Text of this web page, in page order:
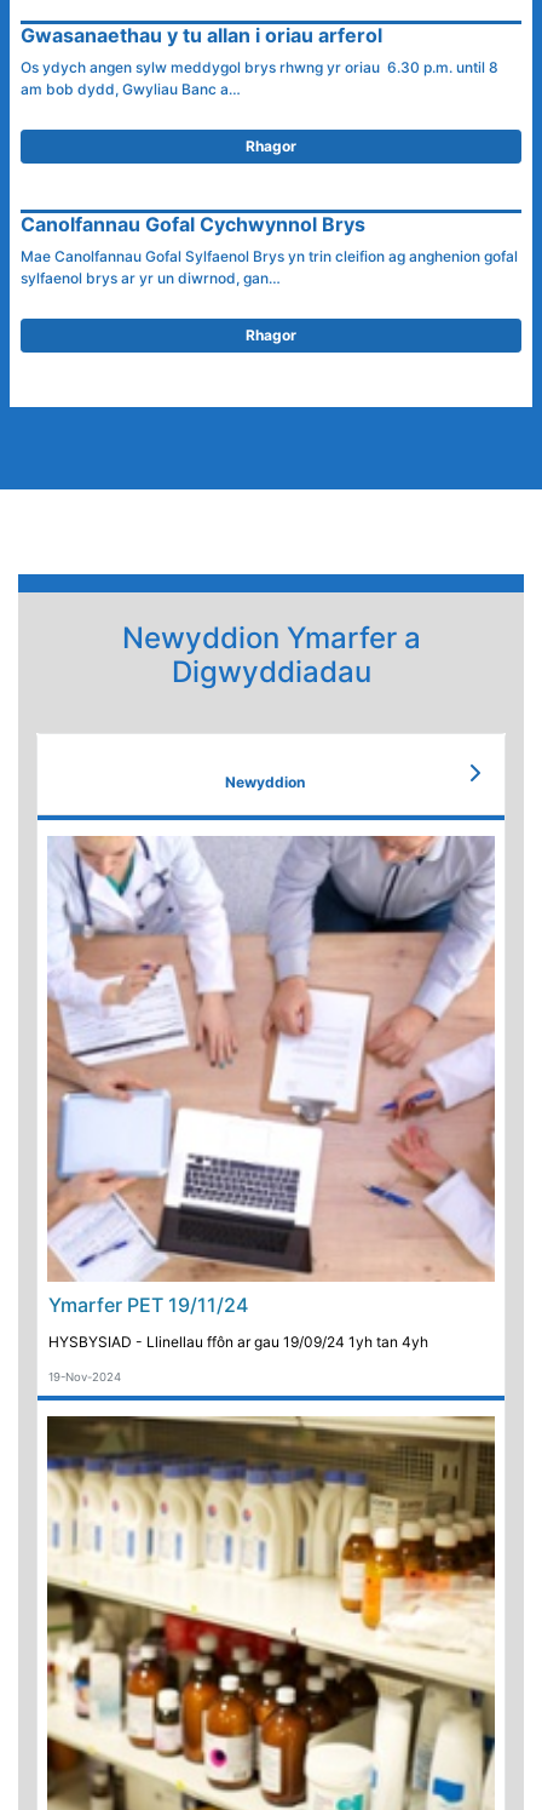
Gwasanaethau y tu allan i oriau arferol
Os ydych angen sylw meddygol brys rhwng yr oriau 6.30 p.m. until 8
am bob dydd, Gwyliau Banc a…
Rhagor
Canolfannau Gofal Cychwynnol Brys
Mae Canolfannau Gofal Sylfaenol Brys yn trin cleifion ag anghenion gofal
sylfaenol brys ar yr un diwrnod, gan…
Rhagor
Newyddion Ymarfer a
Digwyddiadau
Newyddion
Ymarfer PET 19/11/24
HYSBYSIAD - Llinellau ffôn ar gau 19/09/24 1yh tan 4yh
19-Nov-2024